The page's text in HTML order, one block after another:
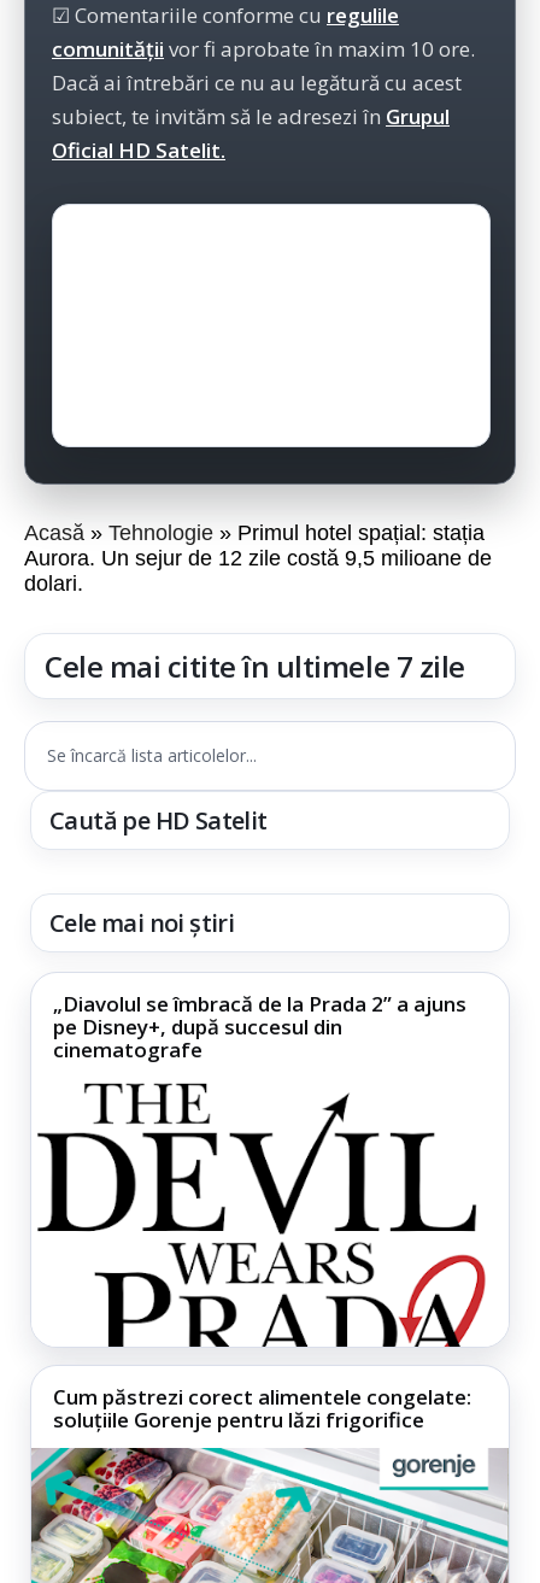
☑ Comentariile conforme cu regulile
comunității vor fi aprobate în maxim 10 ore.
Dacă ai întrebări ce nu au legătură cu acest
subiect, te invităm să le adresezi în Grupul
Oficial HD Satelit.
Acasă Tehnologie
Primul hotel spațial: stația
Aurora. Un sejur de 12 zile costă 9,5 milioane de
dolari.
Cele mai citite în ultimele 7 zile
Se încarcă lista articolelor...
Caută pe HD Satelit
Cele mai noi știri
„Diavolul se îmbracă de la Prada 2” a ajuns
pe Disney+, după succesul din
cinematografe
Cum păstrezi corect alimentele congelate:
soluțiile Gorenje pentru lăzi frigorifice